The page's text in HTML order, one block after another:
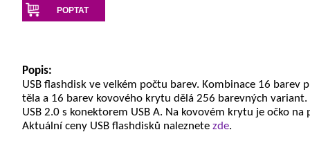
POPTAT
Popis:
USB flashdisk ve velkém počtu barev. Kombinace 16 barev
těla a 16 barev kovového krytu dělá 256 barevných variant.
USB 2.0 s konektorem USB A. Na kovovém krytu je očko na
Aktuální ceny USB flashdisků naleznete zde.